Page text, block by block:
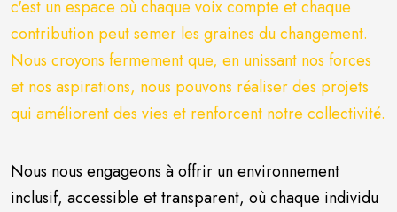
c'est un espace où chaque voix compte et chaque
contribution peut semer les graines du changement.
Nous croyons fermement que, en unissant nos forces
et nos aspirations, nous pouvons réaliser des projets
qui améliorent des vies et renforcent notre collectivité.
Nous nous engageons à offrir un environnement
inclusif, accessible et transparent, où chaque individu